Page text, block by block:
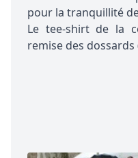
pour la tranquillité
Le tee-shirt de la
remise des dossards